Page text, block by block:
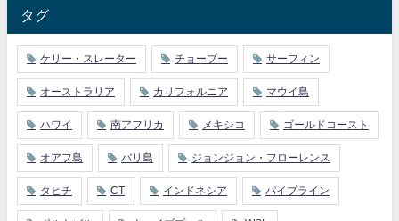
タグ
ケリー・スレーター チョープー サーフィン
オーストラリア カリフォルニア マウイ島
ハワイ 南アフリカ メキシコ ゴールドコースト
オアフ島 バリ島 ジョンジョン・フローレンス
タヒチ CT インドネシア パイプライン